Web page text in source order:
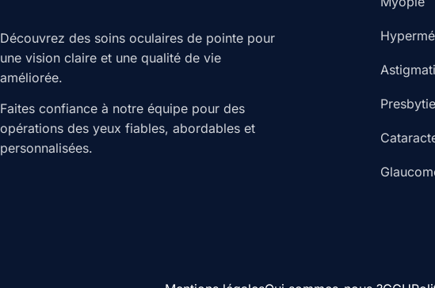
Découvrez des soins oculaires de pointe pour
une vision claire et une qualité de vie
améliorée.
Faites confiance à notre équipe pour des
opérations des yeux fiables, abordables et
personnalisées.
Presbytie